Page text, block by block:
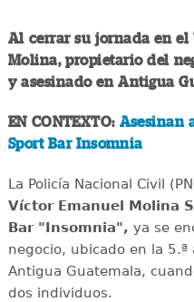
Al cerrar su jornada en el
Molina, propietario del
y asesinado en Antigua
EN CONTEXTO: Asesinan
Sport Bar Insomnia
La Policía Nacional Civil
Víctor Emanuel Molina
Bar "Insomnia", ya se
negocio, ubicado en la
Antigua Guatemala,
dos individuos.